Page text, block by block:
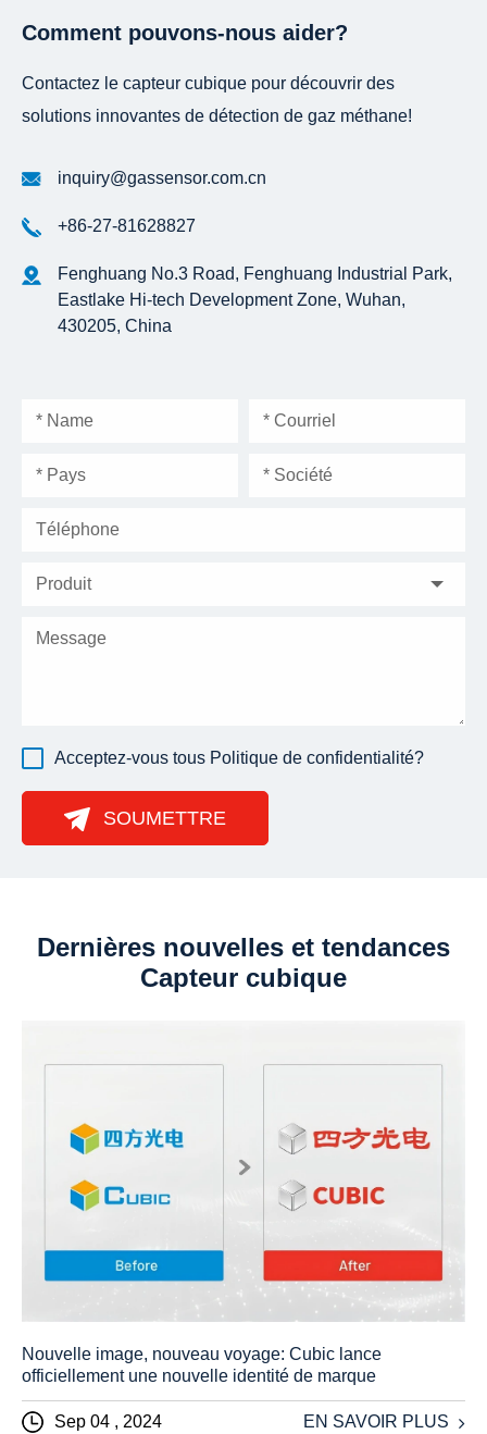
Comment pouvons-nous aider?
Contactez le capteur cubique pour découvrir des
solutions innovantes de détection de gaz méthane!
inquiry@gassensor.com.cn
+86-27-81628827
Fenghuang No.3 Road, Fenghuang Industrial Park,
Eastlake Hi-tech Development Zone, Wuhan,
430205, China
Acceptez-vous tous Politique de confidentialité?
SOUMETTRE
Dernières nouvelles et tendances
Capteur cubique
Nouvelle image, nouveau voyage: Cubic lance
officiellement une nouvelle identité de marque
Sep 04 , 2024 EN SAVOIR PLUS